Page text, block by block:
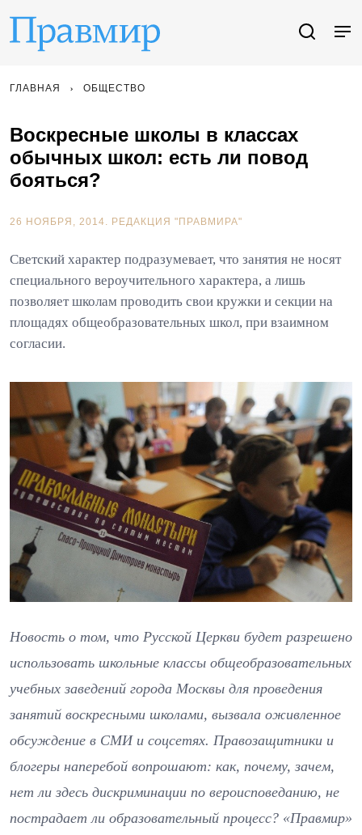
ГЛАВНАЯ ОБЩЕСТВО
Воскресные школы в классах
обычных школ: есть ли повод
бояться?
26 НОЯБРЯ, 2014. РЕДАКЦИЯ "ПРАВМИРА"
Светский характер подразумевает, что занятия не носят
специального вероучительного характера, а лишь
позволяет школам проводить свои кружки и секции на
площадях общеобразовательных школ, при взаимном
согласии.
Новость о том, что Русской Церкви будет разрешено
использовать школьные классы общеобразовательных
учебных заведений города Москвы для проведения
занятий воскресными школами, вызвала оживленное
обсуждение в СМИ и соцсетях. Правозащитники и
блогеры наперебой вопрошают: как, почему, зачем,
нет ли здесь дискриминации по вероисповеданию, не
пострадает ли образовательный процесс? «Правмир»